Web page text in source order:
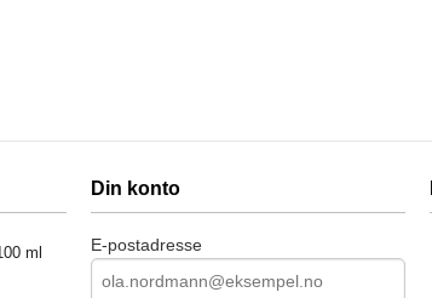
ml
Din konto
E-postadresse